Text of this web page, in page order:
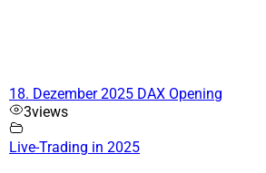
18. Dezember 2025 DAX Opening
3views
Live-Trading in 2025